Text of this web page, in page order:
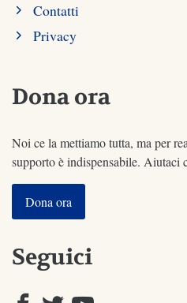
Contatti
Privacy
Dona ora
Noi ce la mettiamo tutta, ma per
supporto è indispensabile. Aiutaci
Dona ora
Seguici